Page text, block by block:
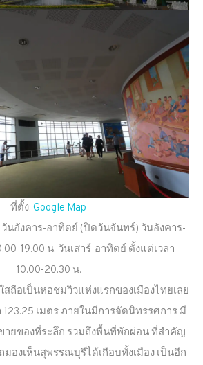
ที่ตั้ง: Google Map
วันอังคาร-อาทิตย์ (ปิดวันจันทร์) วันอังคาร-
19.00 น. วันเสาร์-อาทิตย์ ตั้งแต่เวลา
10.00-20.30 น.
ถือเป็นหอชมวิวแห่งแรกของเมืองไทยเลย
เมตร ภายในมีการจัดนิทรรศการ มี
ายของที่ระลึก รวมถึงพื้นที่พักผ่อน ที่สำคัญ
องเห็นสุพรรณบุรีได้เกือบทั้งเมือง เป็นอีก